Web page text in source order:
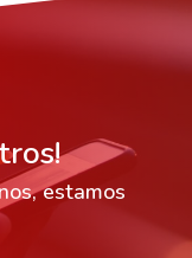
estamos